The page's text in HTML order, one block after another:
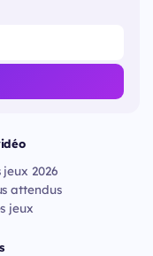
jeux 2026
attendus
jeux